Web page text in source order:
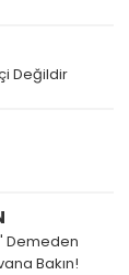
Değildir
Demeden
Bakın!